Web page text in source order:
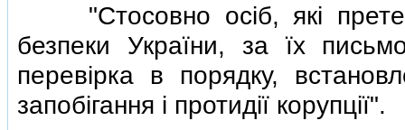
"Стосовно осiб, якi
безпеки України, за їх
перевiрка в порядку,
запобiгання i протидiї корупцiї".